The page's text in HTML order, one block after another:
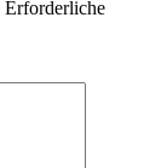
Erforderliche